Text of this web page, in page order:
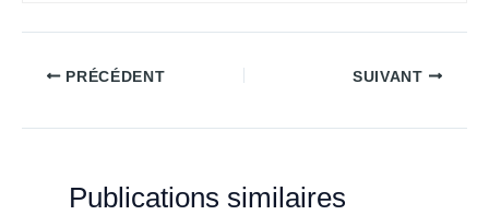
PRÉCÉDENT SUIVANT
Publications similaires